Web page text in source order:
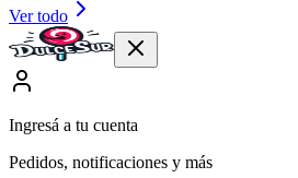
Ver todo
Ingresá a tu cuenta
Pedidos, notificaciones y más